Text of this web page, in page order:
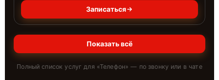
Записаться
Показать всё
Полный список услуг для «Телефон» — по звонку или в чате